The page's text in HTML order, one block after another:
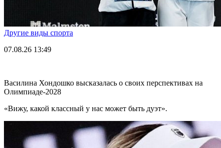
Другие виды спорта
07.08.26 13:49
Василина Хондошко высказалась о своих перспективах на
Олимпиаде-2028
«Вижу, какой классный у нас может быть дуэт».